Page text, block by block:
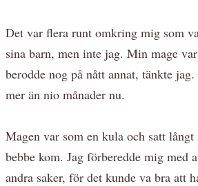
Det var flera runt omkring mig som
sina barn, men inte jag. Min mage
berodde nog på nått annat, tänkte
mer än nio månader nu.
Magen var som en kula och satt långt
bebbe kom. Jag förberedde mig med
andra saker, för det kunde va bra att